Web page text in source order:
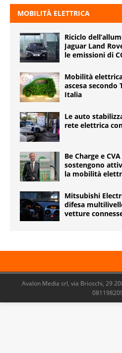
MOBILITÀ ELETTRICA
Riciclo
Jaguar Land
le emissioni di
Mobilità
ascesa secondo
Italia
Le auto
rete elettrica
Be Charge e CVA
sostengono
la mobilità
Mitsubishi
difesa
vetture
Avalon Media srl, via Brioschi, 29